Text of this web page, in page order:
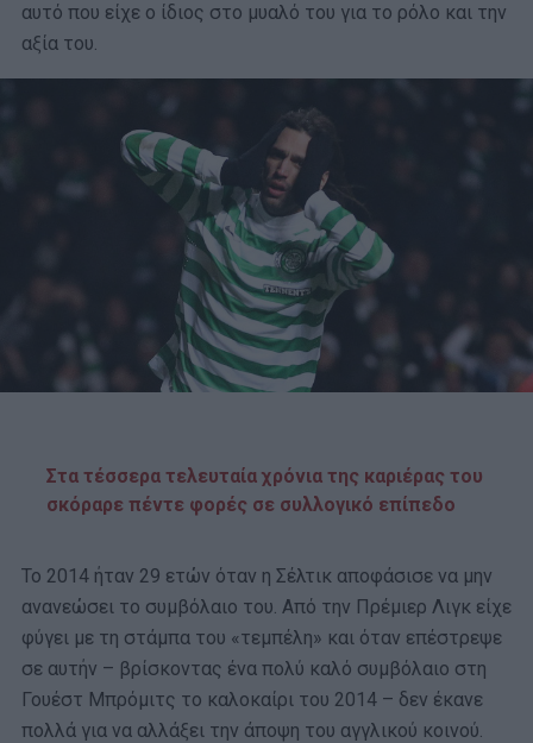
αυτό που είχε ο ίδιος στο μυαλό του για το ρόλο και την
αξία του.
Στα τέσσερα τελευταία χρόνια της καριέρας του
σκόραρε πέντε φορές σε συλλογικό επίπεδο
Το 2014 ήταν 29 ετών όταν η Σέλτικ αποφάσισε να μην
ανανεώσει το συμβόλαιο του. Από την Πρέμιερ Λιγκ είχε
φύγει με τη στάμπα του «τεμπέλη» και όταν επέστρεψε
σε αυτήν – βρίσκοντας ένα πολύ καλό συμβόλαιο στη
Γουέστ Μπρόμιτς το καλοκαίρι του 2014 – δεν έκανε
πολλά για να αλλάξει την άποψη του αγγλικού κοινού.